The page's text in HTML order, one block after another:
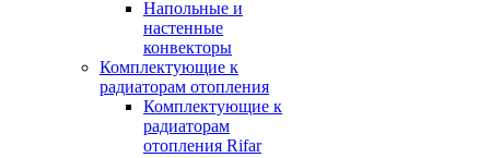
Напольные и
настенные
конвекторы
Комплектующие к
радиаторам отопления
Комплектующие к
радиаторам
отопления Rifar